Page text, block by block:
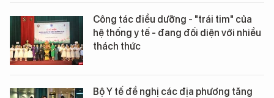
Công tác điều dưỡng - "trái tim" của
hệ thống y tế - đang đối diện với nhiều
thách thức
Bộ Y tế đề nghị các địa phương tăng